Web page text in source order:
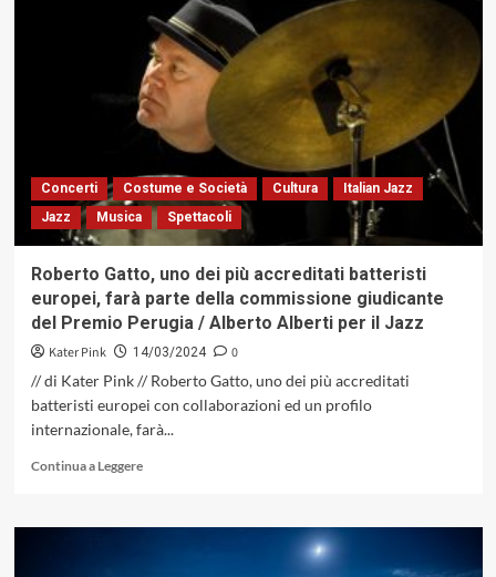
Morgera
sarà
nella
commissione
del
«Premio
Perugia
Alberto
Alberti
per
il
Concerti Costume e Società Cultura
Italian Jazz
Jazz
Musica Spettacoli
Roberto Gatto, uno dei più accreditati batteristi
europei, farà parte della commissione giudicante
del Premio Perugia / Alberto Alberti per il Jazz
Kater Pink 14/03/2024
0
// di Kater Pink // Roberto Gatto, uno dei più accreditati
batteristi europei con collaborazioni ed un profilo
internazionale, farà...
Continua a LeggereLeggi
su